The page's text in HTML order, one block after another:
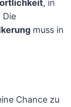
, in
Die
muss in
Chance zu